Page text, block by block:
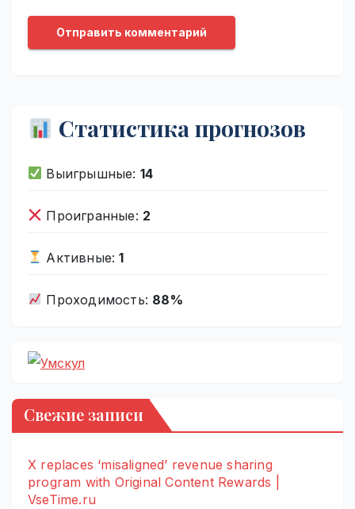
Статистика прогнозов
Выигрышные: 14
Проигранные: 2
Активные:1
Проходимость: 88%
Свежие записи
X replaces ‘misaligned’ revenue sharing
program with Original Content Rewards |
VseTime.ru